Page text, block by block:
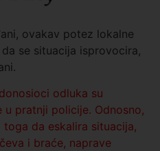
ovakav potez lokalne
se situacija isprovocira,
odluka su
pratnji policije. Odnosno,
da eskalira situacija,
i braće, naprave